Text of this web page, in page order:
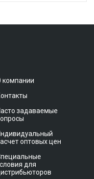
компании
задаваемые
оптовых цен
для